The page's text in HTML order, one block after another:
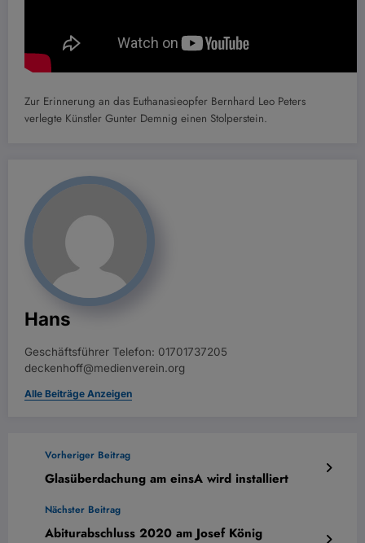
Zur Erinnerung an das Euthanasieopfer Bernhard Leo Peters
verlegte Künstler Gunter Demnig einen Stolperstein.
Hans
Geschäftsführer Telefon: 01701737205
deckenhoff@medienverein.org
Alle Beiträge Anzeigen
Vorheriger Beitrag
Glasüberdachung am einsA wird installiert
Nächster Beitrag
Abiturabschluss 2020 am Josef König